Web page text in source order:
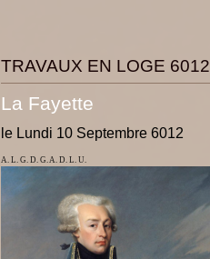
TRAVAUX EN LOGE 6012
La Fayette
le Lundi 10 Septembre 6012
A. L. G. D. G. A. D. L. U.